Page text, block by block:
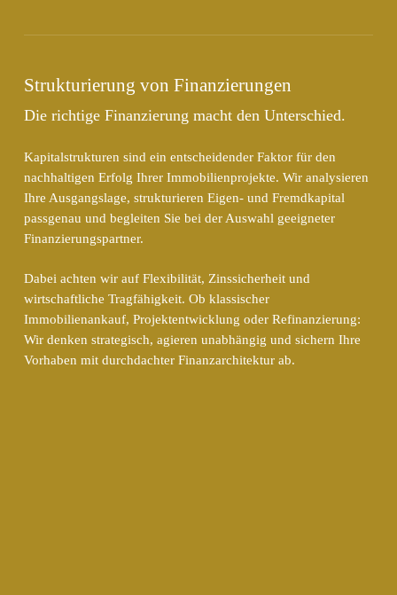
Strukturierung von Finanzierungen
Die richtige Finanzierung macht den Unterschied.
Kapitalstrukturen sind ein entscheidender Faktor für den
nachhaltigen Erfolg Ihrer Immobilienprojekte. Wir analysieren
Ihre Ausgangslage, strukturieren Eigen- und Fremdkapital
passgenau und begleiten Sie bei der Auswahl geeigneter
Finanzierungspartner.
Dabei achten wir auf Flexibilität, Zinssicherheit und
wirtschaftliche Tragfähigkeit. Ob klassischer
Immobilienankauf, Projektentwicklung oder Refinanzierung:
Wir denken strategisch, agieren unabhängig und sichern Ihre
Vorhaben mit durchdachter Finanzarchitektur ab.